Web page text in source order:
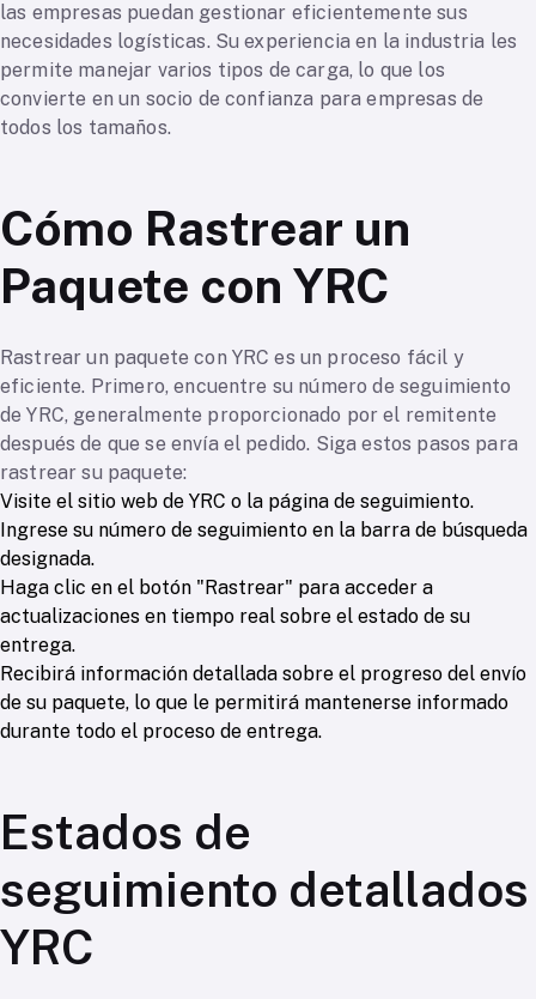
las empresas puedan gestionar eficientemente sus
necesidades logísticas. Su experiencia en la industria les
permite manejar varios tipos de carga, lo que los
convierte en un socio de confianza para empresas de
todos los tamaños.
Cómo Rastrear un
Paquete con YRC
Rastrear un paquete con YRC es un proceso fácil y
eficiente. Primero, encuentre su número de seguimiento
de YRC, generalmente proporcionado por el remitente
después de que se envía el pedido. Siga estos pasos para
rastrear su paquete:
Visite el sitio web de YRC o la página de seguimiento.
Ingrese su número de seguimiento en la barra de búsqueda
designada.
Haga clic en el botón "Rastrear" para acceder a
actualizaciones en tiempo real sobre el estado de su
entrega.
Recibirá información detallada sobre el progreso del envío
de su paquete, lo que le permitirá mantenerse informado
durante todo el proceso de entrega.
Estados de
seguimiento detallados
YRC